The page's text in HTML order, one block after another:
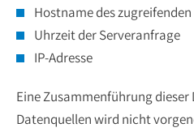
Hostname des
Uhrzeit der Serveranfrage
IP-Adresse
Eine Zusammenführung
Datenquellen wird nicht